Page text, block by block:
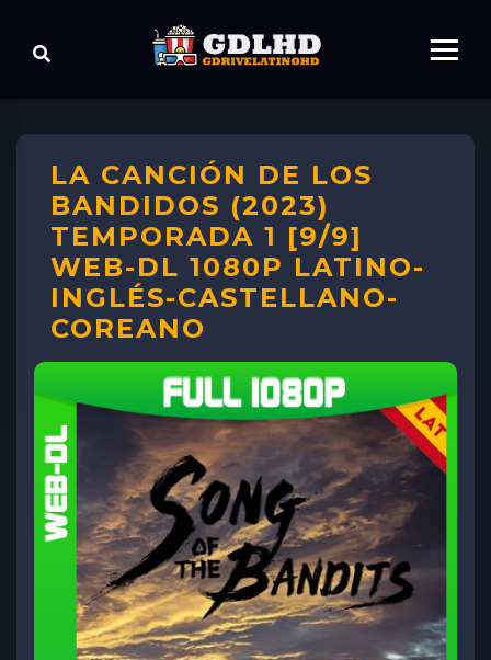
LA CANCIÓN DE LOS
BANDIDOS (2023)
TEMPORADA 1 [9/9]
WEB-DL 1080P LATINO-
INGLÉS-CASTELLANO-
COREANO